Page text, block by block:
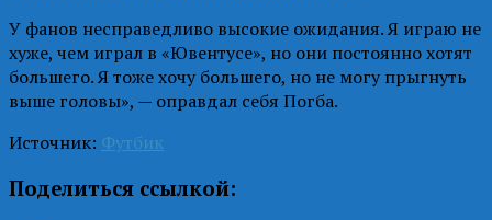
У фанов несправедливо высокие ожидания. Я играю не
хуже, чем играл в «Ювентусе», но они постоянно хотят
большего. Я тоже хочу большего, но не могу прыгнуть
выше головы», — оправдал себя Погба.
Источник: Футбик
Поделиться ссылкой: